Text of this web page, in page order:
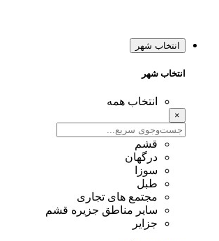
انتخاب شهر
انتخاب شهر
انتخاب همه
×
قشم
درگهان
سوزا
طبل
مجتمع های تجاری
سایر مناطق جزیره قشم
جزایر